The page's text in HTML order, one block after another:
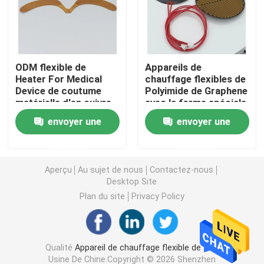
Protection de chauffage flexible
Polyimide Heater Element
Appareil de chauffage flexible fait sur commande
Film de chauffage de Graphene
Film de chauffage électrique
ODM flexible de
Heater For Medical
Device de coutume
matérielle d'en cuivre
de Polyimide
envoyer une
Appareils de
chauffage flexibles de
Polyimide de Graphene
avec la forme spéciale
universelle
envoyer une
Aperçu Au sujet de nous
Contactez-nous
Desktop Site
Plan du site
Privacy Policy
QualitéAppareil de chauffage flexible de film
Usine De Chine.Copyright © 2026 Shenzhen